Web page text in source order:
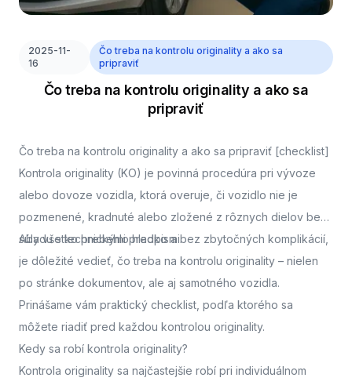
2025-11-
16
Čo treba na kontrolu originality a ako sa
pripraviť
Čo treba na kontrolu originality a ako sa
pripraviť
Čo treba na kontrolu originality a ako sa pripraviť [checklist]
Kontrola originality (KO) je povinná procedúra pri vývoze
alebo dovoze vozidla, ktorá overuje, či vozidlo nie je
pozmenené, kradnuté alebo zložené z rôznych dielov bez
súladu s technickými predpismi.
Aby všetko prebehlo hladko a bez zbytočných komplikácií,
je dôležité vedieť, čo treba na kontrolu originality – nielen
po stránke dokumentov, ale aj samotného vozidla.
Prinášame vám praktický checklist, podľa ktorého sa
môžete riadiť pred každou kontrolou originality.
Kedy sa robí kontrola originality?
Kontrola originality sa najčastejšie robí pri individuálnom